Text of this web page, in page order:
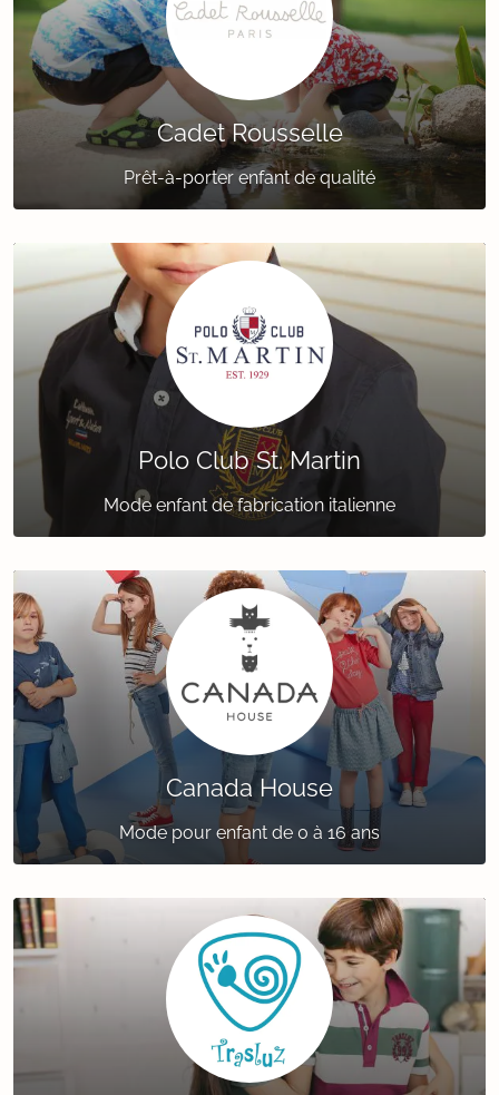
Cadet Rousselle
Prêt-à-porter enfant de qualité
Polo Club St. Martin
Mode enfant de fabrication italienne
Canada House
Mode pour enfant de 0 à 16 ans